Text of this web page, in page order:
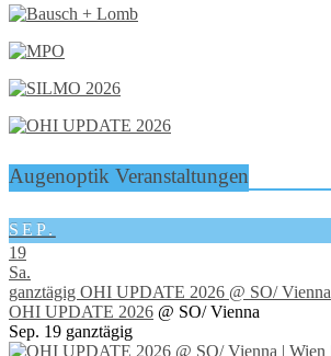
Augenoptik Veranstaltungen
SEP.
19
Sa.
ganztägig OHI UPDATE 2026 @ SO/ Vienna
OHI UPDATE 2026 @ SO/ Vienna
Sep. 19 ganztägig